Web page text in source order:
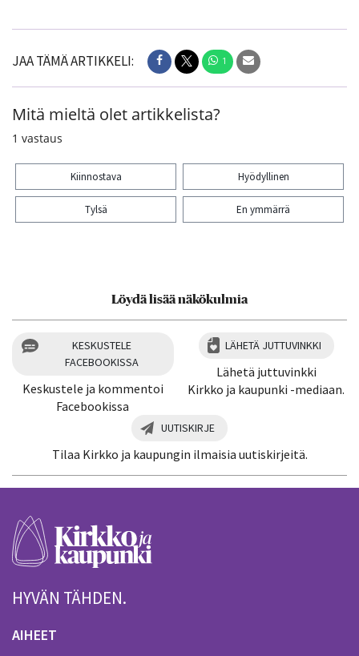
JAA TÄMÄ ARTIKKELI: 1
Mitä mieltä olet artikkelista?
1 vastaus
Kiinnostava Hyödyllinen
Tylsä En ymmärrä
Löydä lisää näkökulmia
KESKUSTELE
FACEBOOKISSA
Keskustele ja kommentoi
Facebookissa
LÄHETÄ JUTTUVINKKI
Lähetä juttuvinkki
Kirkko ja kaupunki -mediaan.
UUTISKIRJE
Tilaa Kirkko ja kaupungin ilmaisia uutiskirjeitä.
HYVÄN TÄHDEN.
AIHEET